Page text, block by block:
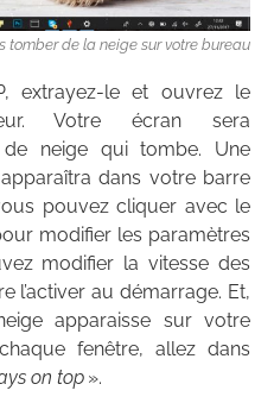
tomber de la neige sur votre bureau
extrayez-le et ouvrez le
Votre écran sera
de neige qui tombe. Une
dans votre barre
pouvez cliquer avec le
modifier les paramètres
modifier la vitesse des
l’activer au démarrage. Et,
apparaisse sur votre
fenêtre, allez dans
on top ».